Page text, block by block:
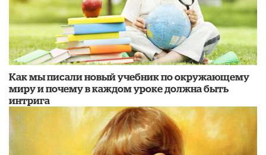
Как мы писали новый учебник по окружающему
миру и почему в каждом уроке должна быть
интрига